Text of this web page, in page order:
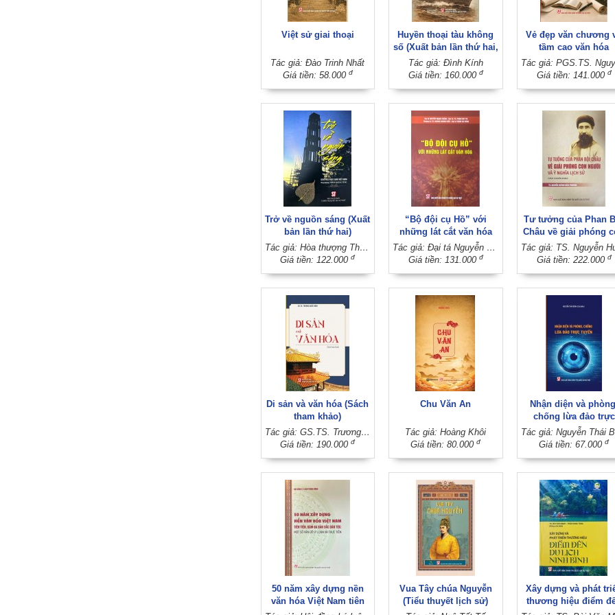
Việt sử giai thoại
Tác giả: Đào Trinh Nhất
Giá tiền: 58.000 đ
Huyền thoại tàu không
số (Xuất bản lần thứ hai,
có sửa chữa, bổ sung)
Tác giả: Đình Kính
Giá tiền: 160.000 đ
Vẻ đẹp văn chương
tầm cao văn hóa
Giá tiền: 141.000 đ
Trở về nguồn sáng (Xuất
bản lần thứ hai)
Tác giả: Hòa thượng Thích Quảng Tùng
Giá tiền: 122.000đ
“Bộ đội cụ Hồ” với
những lát cắt văn hóa
Tác giả: Đại tá Nguyễn Mạnh Thắng - Đại tá, TS. Phạm Duy Vụ - Thượng tá, TS. Hoàng Chung Hiếu - Đại tá Trịnh Bá Hưng
Giá tiền: 131.000 đ
Tư tưởng của Phan
Châu về giải phóng
người và ý nghĩa lịch
(Sách chuyên khảo)
Giá tiền: 222.000 đ
Di sản và văn hóa (Sách
tham khảo)
Tác giả: GS.TS. Trương Quốc Bình
Giá tiền: 190.000đ
Chu Văn An
Tác giả: Hoàng Khôi
Giá tiền: 80.000đ
Nhận diện và
chống lừa đảo trực
tuyến
Giá tiền: 67.000đ
50 năm xây dựng nền
văn hóa Việt Nam tiên
Vua Tây chúa Nguyễn
(Tiểu thuyết lịch sử)
Xây dựng và phát
thương hiệu điểm